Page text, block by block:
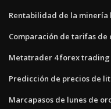
Rentabilidad de la
Comparación de tarifas de
Metatrader 4 forex trading
Predicción de precios de
Marcapasos de lunes de